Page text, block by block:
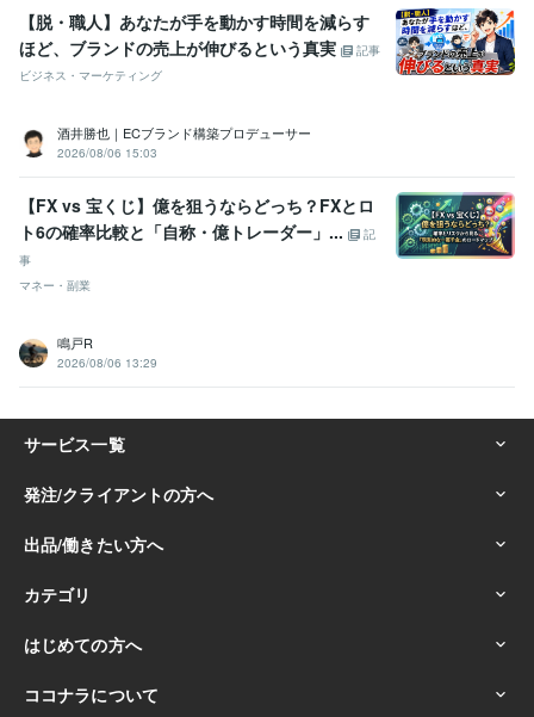
【脱・職人】あなたが手を動かす時間を減らす
ほど、ブランドの売上が伸びるという真実
記事
ビジネス・マーケティング
酒井勝也｜ECブランド構築プロデューサー
2026/08/06 15:03
【FX vs 宝くじ】億を狙うならどっち？FXとロ
ト6の確率比較と「自称・億トレーダー」...
記
事
マネー・副業
鳴戸R
2026/08/06 13:29